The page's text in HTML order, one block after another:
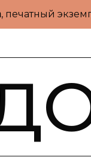
, печатный